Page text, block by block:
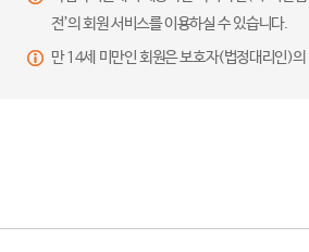
전’의 회원 서비스를 이용하실 수 있습니다.
만 14세 미만인 회원은 보호자(법정대리인)